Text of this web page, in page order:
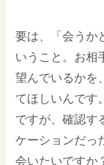
要は、「会うか
いうこと。お相
望んでいるかを
てほしいんです
ですが、確認す
ケーションだっ
会いたいですか